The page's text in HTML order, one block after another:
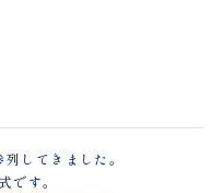
してきました。
です。